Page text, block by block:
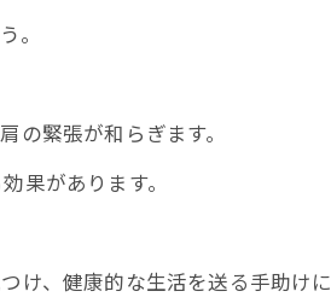
。
緊張が和らぎます。
果があります。
け、健康的な生活を送る手助け